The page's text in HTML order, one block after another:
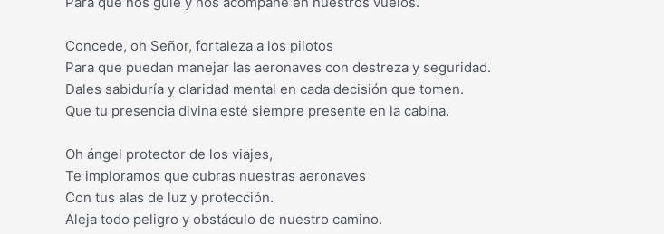
Concede, oh Señor, fortaleza a los pilotos
Para que puedan manejar las aeronaves con destreza y seguridad.
Dales sabiduría y claridad mental en cada decisión que tomen.
Que tu presencia divina esté siempre presente en la cabina.
Oh ángel protector de los viajes,
Te imploramos que cubras nuestras aeronaves
Con tus alas de luz y protección.
Aleja todo peligro y obstáculo de nuestro camino.